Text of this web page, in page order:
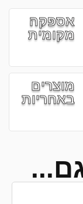
אספקה
מקומית
מוצרים
באחריות